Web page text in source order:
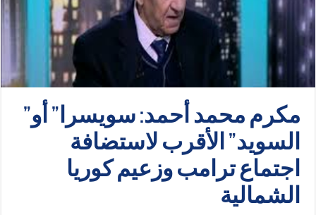
مكرم محمد أحمد: سويسرا” أو”
السويد” الأقرب لاستضافة
اجتماع ترامب وزعيم كوريا
الشمالية